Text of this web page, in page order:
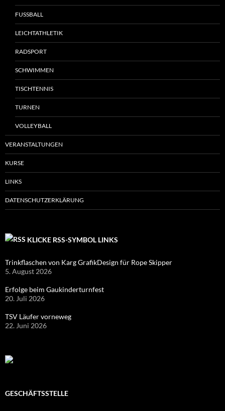
FUSSBALL
LEICHTATHLETIK
RADSPORT
SCHWIMMEN
TISCHTENNIS
TURNEN
VOLLEYBALL
VERANSTALTUNGEN
KURSE
LINKS
DATENSCHUTZERKLÄRUNG
KLICKE RSS-SYMBOL LINKS
Trinkflaschen von Karg GrafikDesign für Rope Skipper
5. August 2026
Erfolge beim Gaukinderturnfest
20. Juli 2026
TSV Läufer vorneweg
22. Juni 2026
GESCHÄFTSSTELLE